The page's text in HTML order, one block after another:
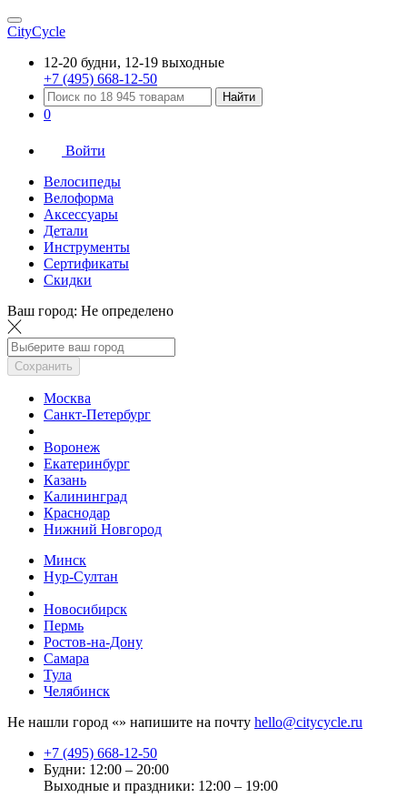
CityCycle
12-20 будни, 12-19 выходные
+7 (495) 668-12-50
Найти
0
Войти
Велосипеды
Велоформа
Аксессуары
Детали
Инструменты
Сертификаты
Скидки
Ваш город: Не определено
Сохранить
Москва
Санкт-Петербург
Воронеж
Екатеринбург
Казань
Калининград
Краснодар
Нижний Новгород
Минск
Нур-Султан
Новосибирск
Пермь
Ростов-на-Дону
Самара
Тула
Челябинск
Не нашли город «» напишите на почту hello@citycycle.ru
+7 (495) 668-12-50
Будни: 12:00 – 20:00
Выходные и праздники: 12:00 – 19:00